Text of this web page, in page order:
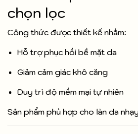
chọn lọc
Công thức được thiết kế nhằm:
Hỗ trợ phục hồi bề mặt da
Giảm cảm giác khô căng
Duy trì độ mềm mại tự nhiên
Sản phẩm phù hợp cho làn da